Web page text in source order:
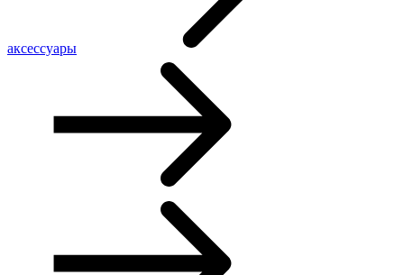
аксессуары